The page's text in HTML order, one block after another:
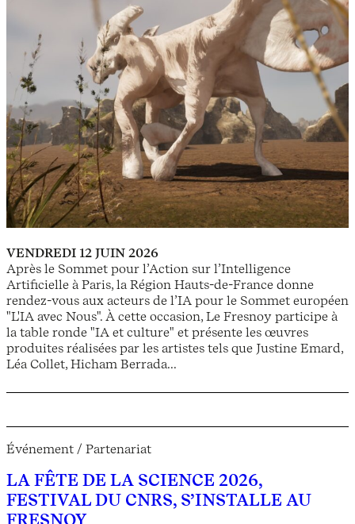
VENDREDI 12 JUIN 2026
Après le Sommet pour l’Action sur l’Intelligence
Artificielle à Paris, la Région Hauts-de-France donne
rendez-vous aux acteurs de l’IA pour le Sommet européen
"L'IA avec Nous". À cette occasion, Le Fresnoy participe à
la table ronde "IA et culture" et présente les œuvres
produites réalisées par les artistes tels que Justine Emard,
Léa Collet, Hicham Berrada...
Événement / Partenariat
LA FÊTE DE LA SCIENCE 2026,
FESTIVAL DU CNRS, S’INSTALLE AU
FRESNOY